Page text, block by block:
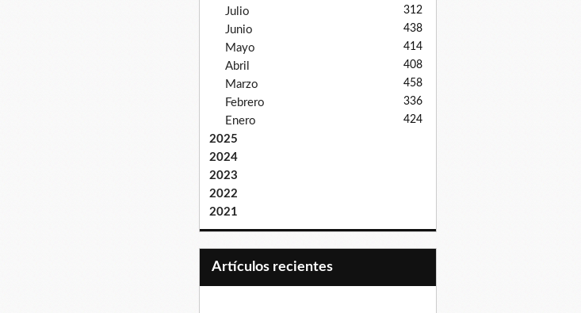
Julio 312
Junio 438
Mayo 414
Abril 408
Marzo 458
Febrero 336
Enero 424
2025
2024
2023
2022
2021
Artículos recientes